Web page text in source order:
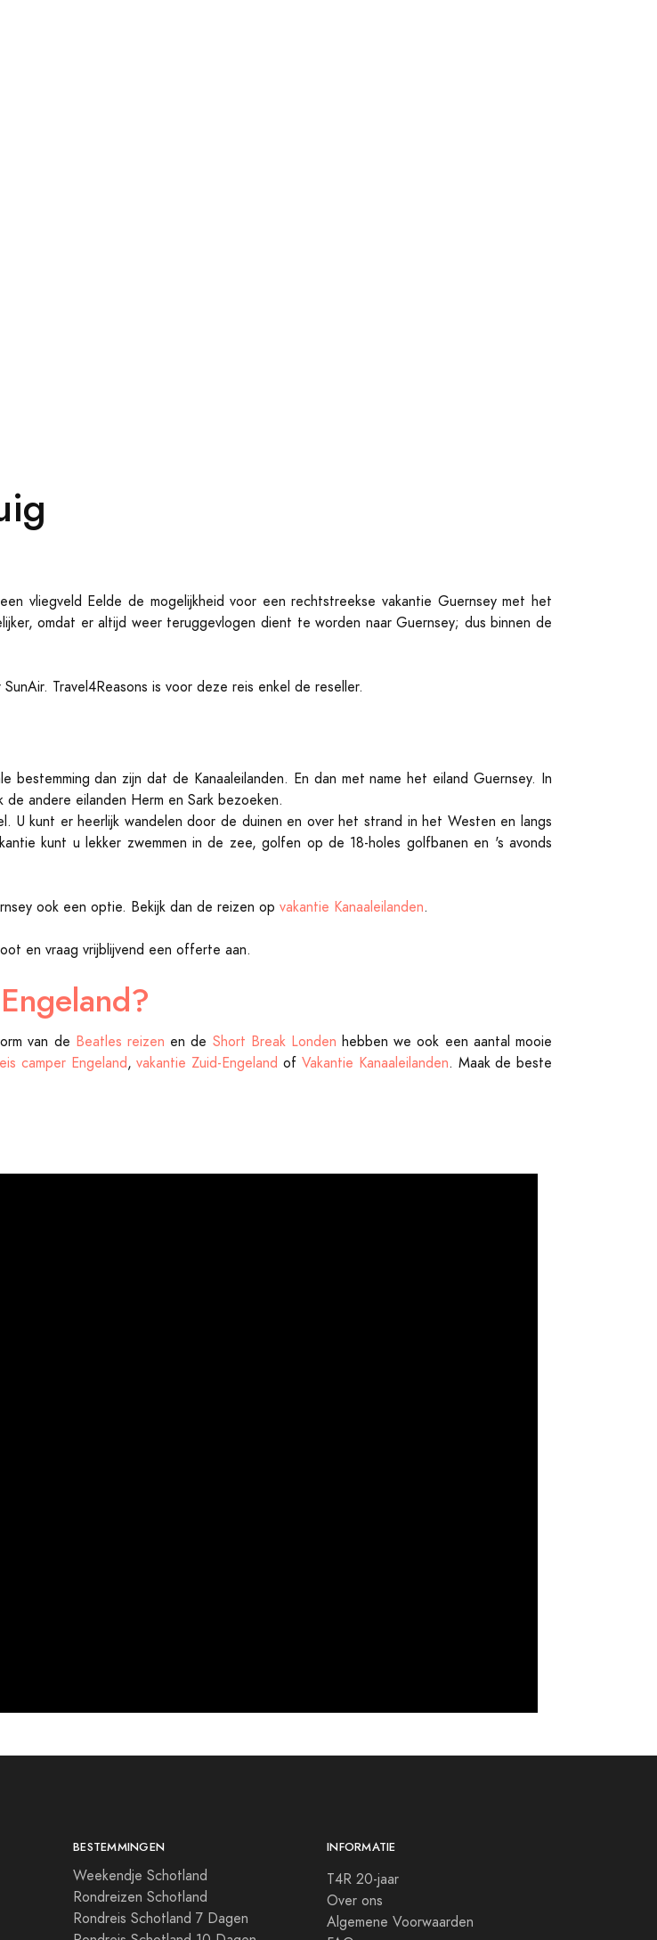
vliegveld Eelde de mogelijkheid voor een rechtstreekse vakantie Guernsey met het
omdat er altijd weer teruggevlogen dient te worden naar Guernsey; dus binnen de
Travel4Reasons is voor deze reis enkel de reseller.
dan zijn dat de Kanaaleilanden. En dan met name het eiland Guernsey. In
andere eilanden Herm en Sark bezoeken.
U kunt er heerlijk wandelen door de duinen en over het strand in het Westen en langs
kunt u lekker zwemmen in de zee, golfen op de 18-holes golfbanen en 's avonds
ook een optie. Bekijk dan de reizen op vakantie Kanaaleilanden.
en vraag vrijblijvend een offerte aan.
van de Beatles reizen en de Short Break Londen hebben we ook een aantal mooie
camper Engeland,vakantie Zuid-Engeland of Vakantie Kanaaleilanden. Maak de beste
BESTEMMINGEN
Weekendje Schotland
Rondreizen Schotland
Rondreis Schotland 7 Dagen
INFORMATIE
T4R 20-jaar
Over ons
Algemene Voorwaarden